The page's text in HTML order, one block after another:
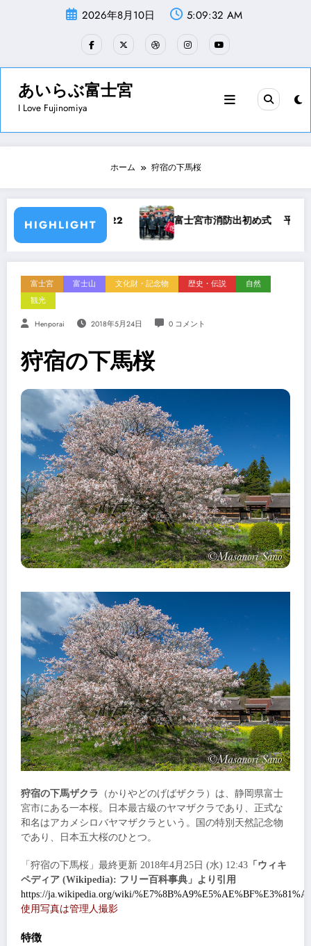
へ
2026年8月10日 5:09:33 AM
あいらぶ富士宮
I Love Fujinomiya
ホーム 狩宿の下馬桜
HIGHLIGHT
2019.1.22 富士宮市消防出初め式 平成31年1月6日
富士宮 富士山 文化財・記念物 歴史・伝説
自然
観光
Henporai 2018年5月24日 0 コメント
狩宿の下馬桜
狩宿の下馬ザクラ
（かりやどのげばザクラ）は、静岡県富士
宮市にある一本桜。日本最古級のヤマザクラであり、正式な
和名はアカメシロバヤマザクラという。国の特別天然記念物
であり、日本五大桜のひとつ。
「狩宿の下馬桜」最終更新 2018年4月25日 (水) 12:43 「ウィキ
ペディア (Wikipedia): フリー百科事典」より引用
https://ja.wikipedia.org/wiki/
使用写真は管理人撮影
特徴